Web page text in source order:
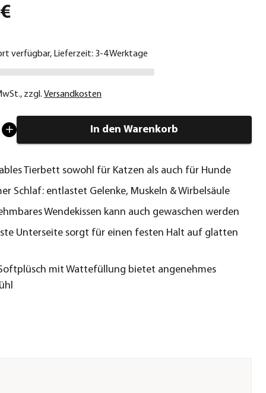
verfügbar, Lieferzeit: 3-4 Werktage
, zzgl. Versandkosten
In den Warenkorb
Tierbett sowohl für Katzen als auch für Hunde
Schlaf: entlastet Gelenke, Muskeln & Wirbelsäule
Wendekissen kann auch gewaschen werden
Unterseite sorgt für einen festen Halt auf glatten
mit Wattefüllung bietet angenehmes